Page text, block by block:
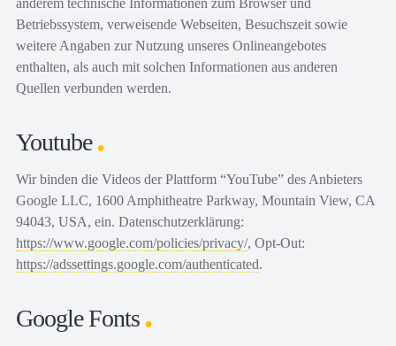
anderem technische Informationen zum Browser und
Betriebssystem, verweisende Webseiten, Besuchszeit sowie
weitere Angaben zur Nutzung unseres Onlineangebotes
enthalten, als auch mit solchen Informationen aus anderen
Quellen verbunden werden.
Youtube
Wir binden die Videos der Plattform “YouTube” des Anbieters
Google LLC, 1600 Amphitheatre Parkway, Mountain View, CA
94043, USA, ein. Datenschutzerklärung:
https://www.google.com/policies/privacy/, Opt-Out:
https://adssettings.google.com/authenticated.
Google Fonts